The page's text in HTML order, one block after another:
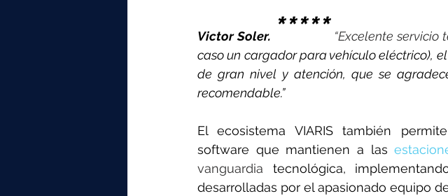
Victor Soler. ***** “Excelente servicio
caso un cargador para vehículo eléctrico),
de gran nivel y atención, que se
recomendable.”
El ecosistema VIARIS también
software que mantienen a las
vanguardia tecnológica,
desarrolladas por el apasionado equipo de